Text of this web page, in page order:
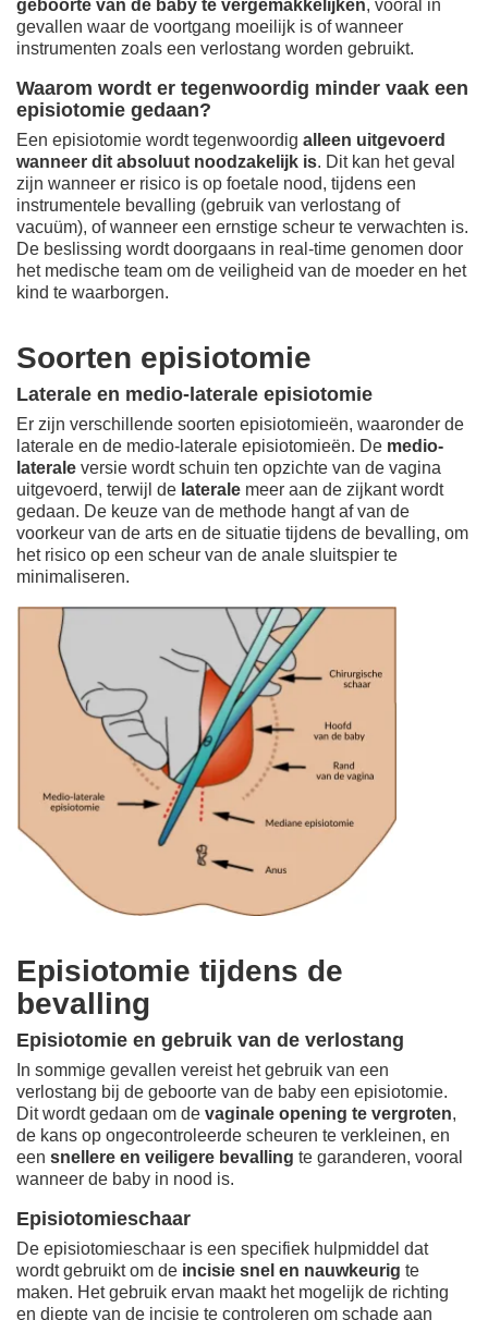
geboorte van de baby te vergemakkelijken, vooral in
gevallen waar de voortgang moeilijk is of wanneer
instrumenten zoals een verlostang worden gebruikt.
Waarom wordt er tegenwoordig minder vaak een
episiotomie gedaan?
Een episiotomie wordt tegenwoordig alleen uitgevoerd
wanneer dit absoluut noodzakelijk is. Dit kan het geval
zijn wanneer er risico is op foetale nood, tijdens een
instrumentele bevalling (gebruik van verlostang of
vacuüm), of wanneer een ernstige scheur te verwachten is.
De beslissing wordt doorgaans in real-time genomen door
het medische team om de veiligheid van de moeder en het
kind te waarborgen.
Soorten episiotomie
Laterale en medio-laterale episiotomie
Er zijn verschillende soorten episiotomieën, waaronder de
laterale en de medio-laterale episiotomieën. De medio-
laterale versie wordt schuin ten opzichte van de vagina
uitgevoerd, terwijl de laterale meer aan de zijkant wordt
gedaan. De keuze van de methode hangt af van de
voorkeur van de arts en de situatie tijdens de bevalling, om
het risico op een scheur van de anale sluitspier te
minimaliseren.
Episiotomie tijdens de
bevalling
Episiotomie en gebruik van de verlostang
In sommige gevallen vereist het gebruik van een
verlostang bij de geboorte van de baby een episiotomie.
Dit wordt gedaan om de vaginale opening te vergroten,
de kans op ongecontroleerde scheuren te verkleinen, en
een snellere en veiligere bevalling te garanderen, vooral
wanneer de baby in nood is.
Episiotomieschaar
De episiotomieschaar is een specifiek hulpmiddel dat
wordt gebruikt om de incisie snel en nauwkeurig te
maken. Het gebruik ervan maakt het mogelijk de richting
en diepte van de incisie te controleren om schade aan